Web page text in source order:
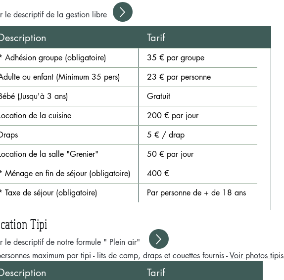
le descriptif de la gestion libre
Tarif
Adhésion groupe (obligatoire)
35 € par groupe
ou enfant (Minimum 35 pers)
23 € par personne
(Jusqu'à 3 ans)
Gratuit
de la cuisine
200 € par jour
5 € / drap
de la salle "Grenier"
50 € par jour
Ménage en fin de séjour (obligatoire)
400 €
Taxe de séjour (obligatoire)
Par personne de + de 18 ans
Tipi
le descriptif de notre formule " Plein air"
maximum par tipi - lits de camp, draps et couettes fournis -Voir photos tipis
Tarif